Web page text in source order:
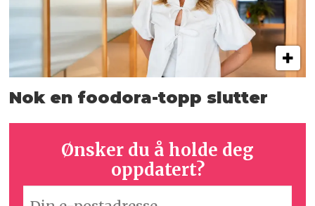
Nok en foodora-topp slutter
Ønsker du å holde deg
oppdatert?